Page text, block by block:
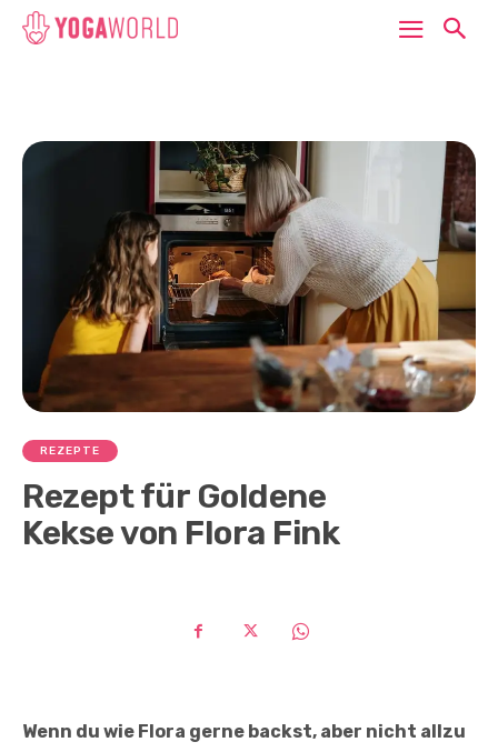
REZEPTE
Rezept für Goldene
Kekse von Flora Fink
Wenn du wie Flora gerne backst, aber nicht allzu